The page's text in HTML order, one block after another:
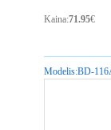
Kaina:71.95€
Modelis:BD-